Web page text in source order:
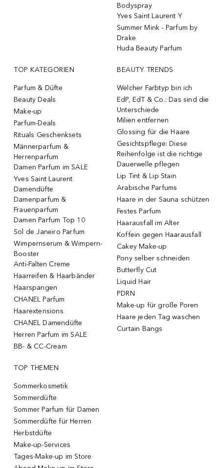
Bodyspray
Yves Saint Laurent Y
Summer Mink - Parfum by
Drake
Huda Beauty Parfum
TOP KATEGORIEN
Parfum & Düfte
Beauty Deals
Make-up
Parfum-Deals
Rituals Geschenksets
Männerparfum &
Herrenparfum
Damen Parfum im SALE
Yves Saint Laurent
Damendüfte
Damenparfum &
Frauenparfum
Damen Parfum Top 10
Sol de Janeiro Parfum
Wimpernserum & Wimpern-
Booster
Anti-Falten Creme
Haarreifen & Haarbänder
Haarspangen
CHANEL Parfum
Haarextensions
CHANEL Damendüfte
Herren Parfum im SALE
BB- & CC-Cream
BEAUTY TRENDS
Welcher Farbtyp bin ich
EdP, EdT & Co.: Das sind die
Unterschiede
Milien entfernen
Glossing für die Haare
Gesichtspflege: Diese
Reihenfolge ist die richtige
Dauerwelle pflegen
Lip Tint & Lip Stain
Arabische Parfums
Haare in der Sauna schützen
Festes Parfum
Haarausfall im Alter
Koffein gegen Haarausfall
Cakey Make-up
Pony selber schneiden
Butterfly Cut
Liquid Hair
PDRN
Make-up für große Poren
Haare jeden Tag waschen
Curtain Bangs
TOP THEMEN
Sommerkosmetik
Sommerdüfte
Sommer Parfum für Damen
Sommerdüfte für Herren
Herbstdüfte
Make-up-Services
Tages-Make-up im Store